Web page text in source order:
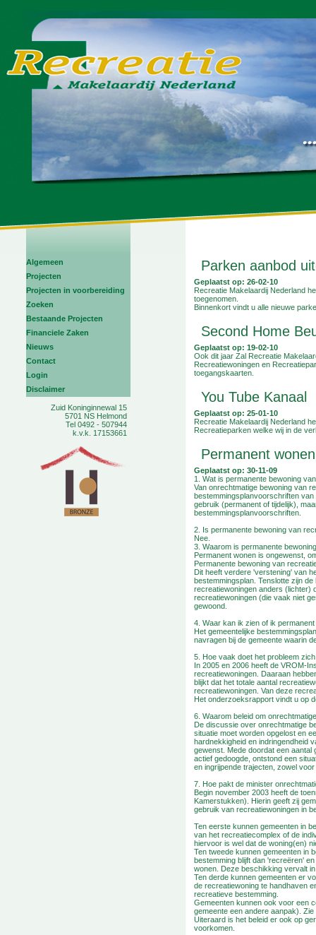
Algemeen
Projecten
Projecten in voorbereiding
Zoeken
Bestaande Projecten
Financiele Zaken
Nieuws
Contact
Login
Disclaimer
Zuid Koninginnewal 15
5701 NS Helmond
Tel 0492 - 507944
k.v.k. 17153661
Parken aanbod
Geplaatst op: 26-02-10
Recreatie Makelaardij Nederland
toegenomen.
Binnenkort vindt u alle nieuwe
Second Home
Geplaatst op: 19-02-10
Ook dit jaar Zal Recreatie
Recreatiewoningen en
toegangskaarten.
You Tube Kanaal
Geplaatst op: 25-01-10
Recreatie Makelaardij Nederland
Recreatieparken welke wij in de
Permanent
Geplaatst op: 30-11-09
1. Wat is permanente bewoning
Van onrechtmatige bewoning van
bestemmingsplanvoorschriften
gebruik (permanent of tijdelijk),
bestemmingsplanvoorschriften.
2. Is permanente bewoning van
Nee.
3. Waarom is permanente
Permanent wonen is ongewenst,
Permanente bewoning van
Dit heeft verdere 'verstening' van
bestemmingsplan. Tenslotte zijn
recreatiewoningen anders (lichter)
recreatiewoningen (die vaak niet
gewoond.
4. Waar kan ik zien of ik
Het gemeentelijke
navragen bij de gemeente waarin
5. Hoe vaak doet het probleem
In 2005 en 2006 heeft de VROM-
recreatiewoningen. Daaraan
blijkt dat het totale aantal
recreatiewoningen. Van deze
Het onderzoeksrapport vindt u op
6. Waarom beleid om
De discussie over onrechtmatige
situatie moet worden opgelost en
hardnekkigheid en indringendheid
gewenst. Mede doordat een
actief gedoogde, ontstond een
en ingrijpende trajecten, zowel
7. Hoe pakt de minister
Begin november 2003 heeft de
Kamerstukken). Hierin geeft zij
gebruik van recreatiewoningen in
Ten eerste kunnen gemeenten in
van het recreatiecomplex of de
hiervoor is wel dat de woning(en)
Ten tweede kunnen gemeenten in
bestemming blijft dan 'recreëren'
wonen. Deze beschikking vervalt
Ten derde kunnen gemeenten er
de recreatiewoning te handhaven
recreatieve bestemming.
Gemeenten kunnen ook voor een
gemeente een andere aanpak).
Uiteraard is het beleid er ook op
voorkomen.